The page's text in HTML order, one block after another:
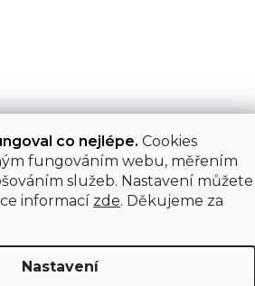
co nejlépe. Cookies
fungováním webu, měřením
služeb. Nastavení můžete
informací zde. Děkujeme za
Nastavení